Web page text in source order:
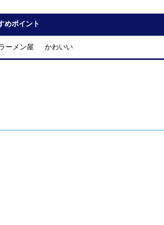
めポイント
メン屋 かわいい